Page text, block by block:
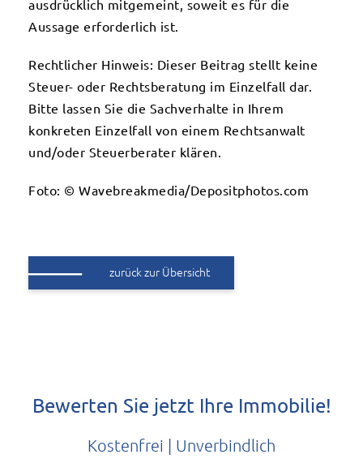
ausdrücklich mitgemeint, soweit es für die
Aussage erforderlich ist.
Rechtlicher Hinweis: Dieser Beitrag stellt keine
Steuer- oder Rechtsberatung im Einzelfall dar.
Bitte lassen Sie die Sachverhalte in Ihrem
konkreten Einzelfall von einem Rechtsanwalt
und/oder Steuerberater klären.
Foto: © Wavebreakmedia/Depositphotos.com
zurück zur Übersicht
Bewerten Sie jetzt Ihre Immobilie!
Kostenfrei | Unverbindlich